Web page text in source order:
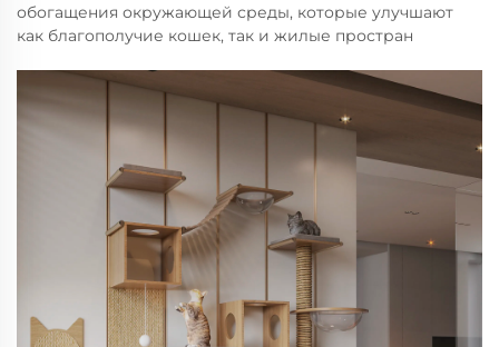
обогащения окружающей среды, которые улучшают
как благополучие кошек, так и жилые простран